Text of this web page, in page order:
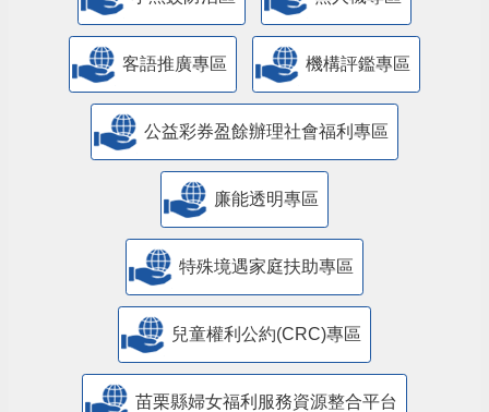
客語推廣專區 機構評鑑專區
公益彩券盈餘辦理社會福利專區
廉能透明專區
特殊境遇家庭扶助專區
兒童權利公約(CRC)專區
苗栗縣婦女福利服務資源整合平台